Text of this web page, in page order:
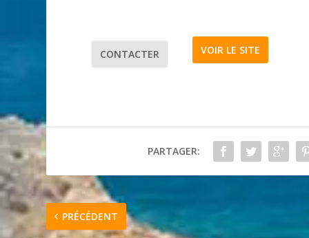
CONTACTER VOIR LE SITE
PARTAGER:
PRÉCÉDENT